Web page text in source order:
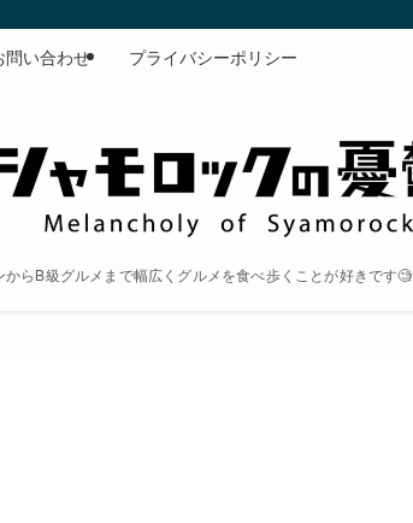
らB級グルメまで幅広くグルメを食べ歩くことが好きです🧐
問い合わせ プライバシーポリシー